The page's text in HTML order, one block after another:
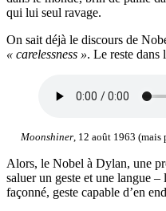
qui lui seul ravage.
On sait déjà le discours de
« carelessness ». Le reste dans
Moonshiner , 12 août 1963
Alors, le Nobel à Dylan, une
saluer un geste et une langue –
façonné, geste capable d’en